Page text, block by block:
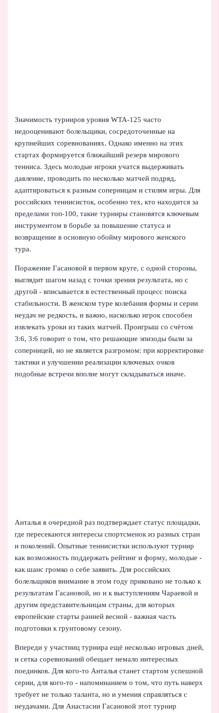
Значимость турниров уровня WTA-125 часто
недооценивают болельщики, сосредоточенные на
крупнейших соревнованиях. Однако именно на этих
стартах формируется ближайший резерв мирового
тенниса. Здесь молодые игроки учатся выдерживать
давление, проводить по несколько матчей подряд,
адаптироваться к разным соперницам и стилям игры. Для
российских теннисисток, особенно тех, кто находится за
пределами топ-100, такие турниры становятся ключевым
инструментом в борьбе за повышение статуса и
возвращение в основную обойму мирового женского
тура.
Поражение Гасановой в первом круге, с одной стороны,
выглядит шагом назад с точки зрения результата, но с
другой - вписывается в естественный процесс поиска
стабильности. В женском туре колебания формы и серии
неудач не редкость, и важно, насколько игрок способен
извлекать уроки из таких матчей. Проигрыш со счётом
3:6, 3:6 говорит о том, что решающие эпизоды были за
соперницей, но не является разгромом: при корректировке
тактики и улучшении реализации ключевых очков
подобные встречи вполне могут складываться иначе.
Анталья в очередной раз подтверждает статус площадки,
где пересекаются интересы спортсменок из разных стран
и поколений. Опытные теннисистки используют турнир
как возможность поддержать рейтинг и форму, молодые -
как шанс громко о себе заявить. Для российских
болельщиков внимание в этом году приковано не только к
результатам Гасановой, но и к выступлениям Чараевой и
другим представительницам страны, для которых
европейские старты ранней весной - важная часть
подготовки к грунтовому сезону.
Впереди у участниц турнира ещё несколько игровых дней,
и сетка соревнований обещает немало интересных
поединков. Для кого-то Анталья станет стартом успешной
серии, для кого-то - напоминанием о том, что путь наверх
требует не только таланта, но и умения справляться с
неудачами. Для Анастасии Гасановой этот турнир